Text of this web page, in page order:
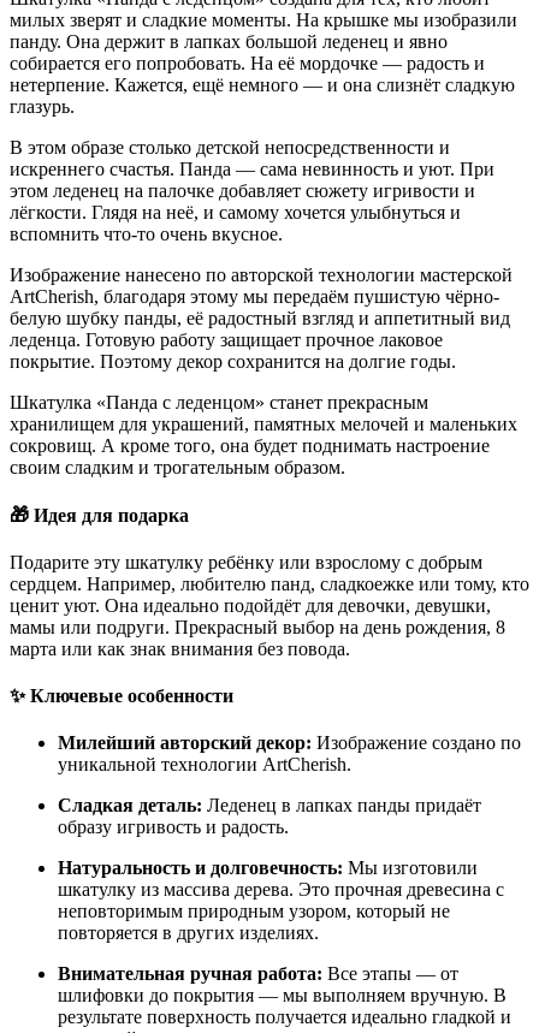
милых зверят и сладкие моменты. На крышке мы изобразили
панду. Она держит в лапках большой леденец и явно
собирается его попробовать. На её мордочке — радость и
нетерпение. Кажется, ещё немного — и она слизнёт сладкую
глазурь.
В этом образе столько детской непосредственности и
искреннего счастья. Панда — сама невинность и уют. При
этом леденец на палочке добавляет сюжету игривости и
лёгкости. Глядя на неё, и самому хочется улыбнуться и
вспомнить что-то очень вкусное.
Изображение нанесено по авторской технологии мастерской
ArtCherish, благодаря этому мы передаём пушистую чёрно-
белую шубку панды, её радостный взгляд и аппетитный вид
леденца. Готовую работу защищает прочное лаковое
покрытие. Поэтому декор сохранится на долгие годы.
Шкатулка «Панда с леденцом» станет прекрасным
хранилищем для украшений, памятных мелочей и маленьких
сокровищ. А кроме того, она будет поднимать настроение
своим сладким и трогательным образом.
🎁 Идея для подарка
Подарите эту шкатулку ребёнку или взрослому с добрым
сердцем. Например, любителю панд, сладкоежке или тому, кто
ценит уют. Она идеально подойдёт для девочки, девушки,
мамы или подруги. Прекрасный выбор на день рождения, 8
марта или как знак внимания без повода.
✨Ключевые особенности
Милейший авторский декор: Изображение создано по
уникальной технологии ArtCherish.
Сладкая деталь: Леденец в лапках панды придаёт
образу игривость и радость.
Натуральность и долговечность: Мы изготовили
шкатулку из массива дерева. Это прочная древесина с
неповторимым природным узором, который не
повторяется в других изделиях.
Внимательная ручная работа: Все этапы — от
шлифовки до покрытия — мы выполняем вручную. В
результате поверхность получается идеально гладкой и